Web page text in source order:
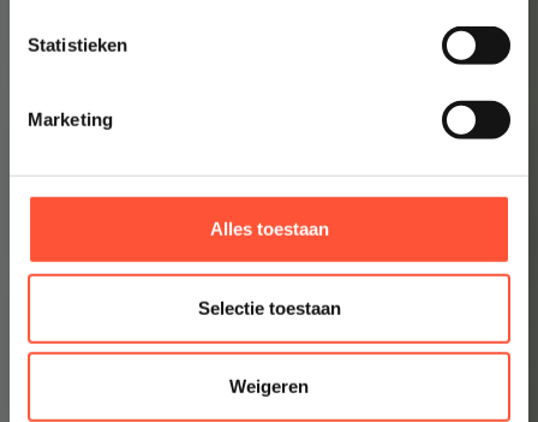
Statistieken
Marketing
Alles toestaan
Selectie toestaan
Weigeren